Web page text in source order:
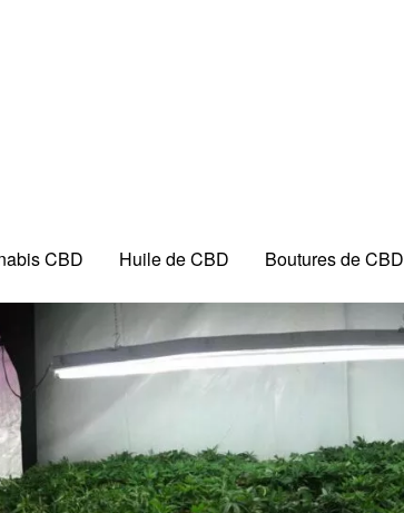
CBD Huile de CBD Boutures de CBD